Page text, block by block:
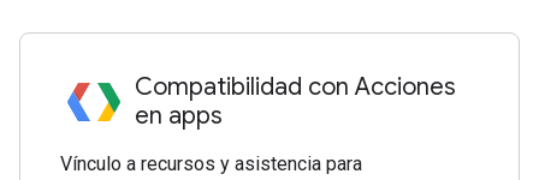
Compatibilidad con Acciones
en apps
Vínculo a recursos y asistencia para